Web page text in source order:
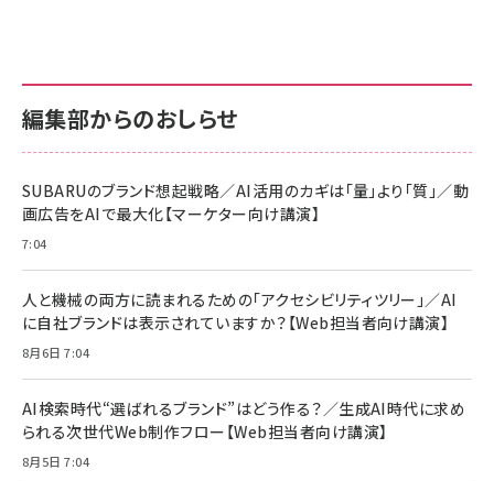
編集部からのおしらせ
SUBARUのブランド想起戦略／AI活用のカギは「量」より「質」／動
画広告をAIで最大化【マーケター向け講演】
7:04
人と機械の両方に読まれるための「アクセシビリティツリー」／AI
に自社ブランドは表示されていますか？【Web担当者向け講演】
8月6日 7:04
AI検索時代“選ばれるブランド”はどう作る？／生成AI時代に求め
られる次世代Web制作フロー【Web担当者向け講演】
8月5日 7:04